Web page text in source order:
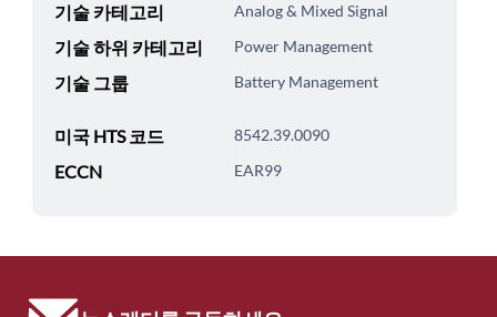
기술 카테고리 Analog & Mixed Signal
기술 하위 카테고리 Power Management
기술 그룹 Battery Management
미국 HTS 코드 8542.39.0090
ECCN EAR99